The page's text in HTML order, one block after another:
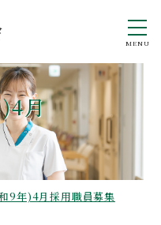
月
9年)4月採用職員募集